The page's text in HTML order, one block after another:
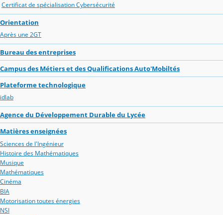
Certificat de spécialisation Cybersécurité
Orientation
Après une 2GT
Bureau des entreprises
Campus des Métiers et des Qualifications Auto'Mobiltés
Plateforme technologique
idlab
Agence du Développement Durable du Lycée
Matières enseignées
Sciences de l'Ingénieur
Histoire des Mathématiques
Musique
Mathématiques
Cinéma
BIA
Motorisation toutes énergies
NSI